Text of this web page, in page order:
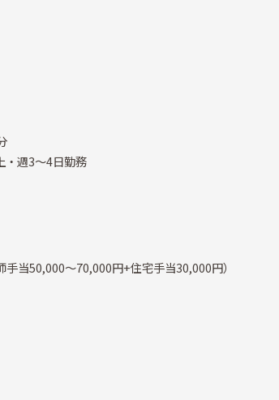
週3～4日勤務
当50,000～70,000円+住宅手当30,000円）